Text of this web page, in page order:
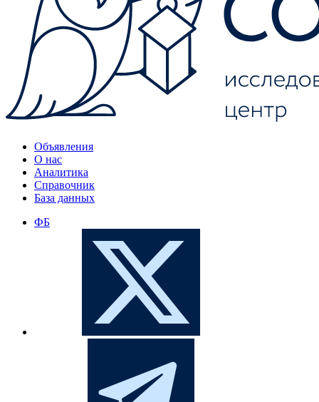
Объявления
О нас
Аналитика
Справочник
База данных
ФБ